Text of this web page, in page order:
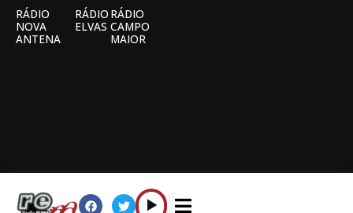
RÁDIO
NOVA
ANTENA
RÁDIO
ELVAS
RÁDIO
CAMPO
MAIOR